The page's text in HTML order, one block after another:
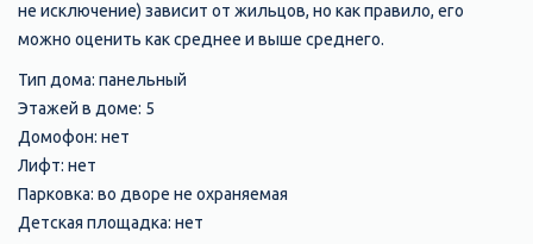
не исключение) зависит от жильцов, но как правило, его
можно оценить как среднее и выше среднего.
Тип дома: панельный
Этажей в доме: 5
Домофон: нет
Лифт: нет
Парковка: во дворе не охраняемая
Детская площадка: нет